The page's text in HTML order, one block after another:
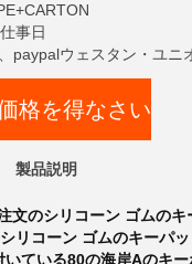
事日
paypalウェスタン・ユニ
格を得なさい
製品説明
文のシリコーン ゴムのキ
リコーン ゴムのキーパッ
ている80の海岸Aのキー